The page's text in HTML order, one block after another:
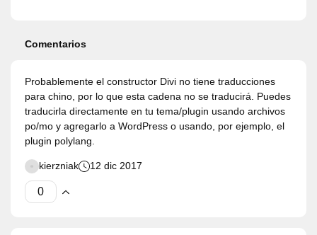
Comentarios
Probablemente el constructor Divi no tiene traducciones
para chino, por lo que esta cadena no se traducirá. Puedes
traducirla directamente en tu tema/plugin usando archivos
po/mo y agregarlo a WordPress o usando, por ejemplo, el
plugin polylang.
kierzniak 12 dic 2017